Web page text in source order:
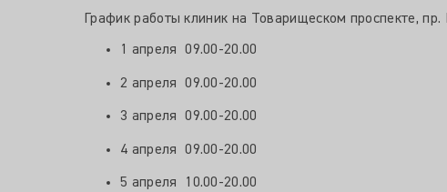
График работы клиник на Товарищеском проспекте,
1 апреля 09.00-20.00
2 апреля 09.00-20.00
3 апреля 09.00-20.00
4 апреля 09.00-20.00
5 апреля 10.00-20.00